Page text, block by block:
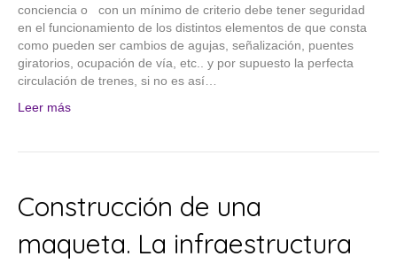
conciencia o con un mínimo de criterio debe tener seguridad
en el funcionamiento de los distintos elementos de que consta
como pueden ser cambios de agujas, señalización, puentes
giratorios, ocupación de vía, etc.. y por supuesto la perfecta
circulación de trenes, si no es así…
Leer más
Construcción de una
maqueta. La infraestructura